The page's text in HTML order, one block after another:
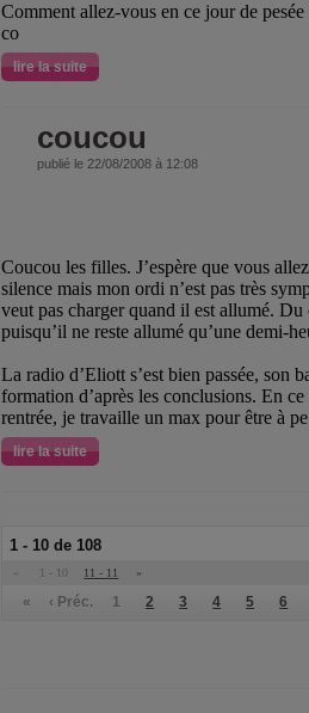
Comment allez-vous en ce jour de
co
lire la suite
coucou
publié le 22/08/2008 à 12:08
Coucou les filles. J’espère que vous
silence mais mon ordi n’est pas très
veut pas charger quand il est allumé. Du
puisqu’il ne reste allumé qu’une demi-
La radio d’Eliott s’est bien passée, son
formation d’après les conclusions. En
rentrée, je travaille un max pour être à pe
lire la suite
1 - 10 de 108
« 1 - 10 11 - 11 »
« ‹ Préc. 1 2 3 4 5 6